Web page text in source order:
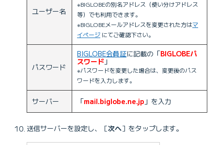
ユーザー名
※BIGLOBEの別名アドレス（使い分けアドレス
等）でも利用できます。
※BIGLOBEメールアドレスを変更された方はマ
イページ にてご確認下さい。
パスワード
BIGLOBE会員証に記載の「BIGLOBEパ
スワード 」
※パスワードを変更した場合は、変更後のパス
ワードを入力します。
サーバー 「mail.biglobe.ne.jp 」を入力
送信サーバーを設定し、［次へ］をタップします。